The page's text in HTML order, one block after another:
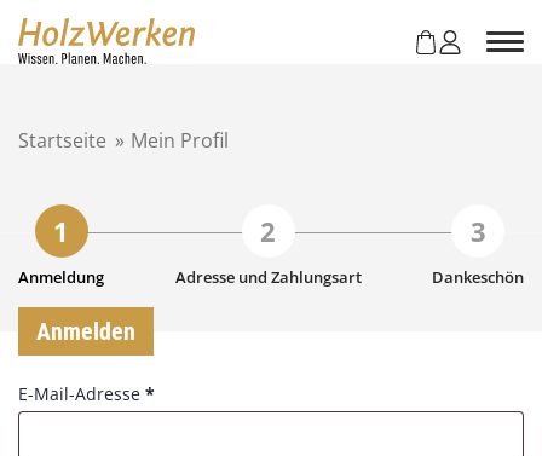
Startseite » Mein Profil
Anmeldung Adresse und Zahlungsart Dankeschön
Anmelden
E-Mail-Adresse *R
e